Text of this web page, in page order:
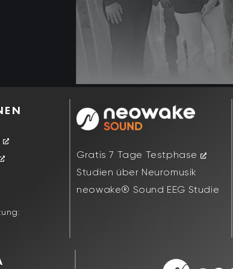
Gratis 7 Tage Testphase
Studien über Neuromusik
neowake® Sound EEG Studie